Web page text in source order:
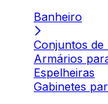
Banheiro
Conjuntos
Armários
Espelheiras
Gabinetes